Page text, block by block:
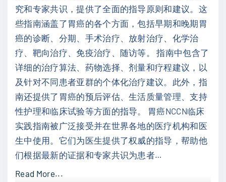
（
2
0
2
3
.
V
1
）
英
文
究和专家共识，提供了全面的指导原则和建议。这
些指南涵盖了胃癌的各个方面，包括早期和晚期胃
癌的诊断、分期、手术治疗、放射治疗、化学治
疗、靶向治疗、免疫治疗、随访等。 指南中包含了
详细的治疗算法、药物选择、剂量和疗程建议，以
及针对不同患者亚群的个体化治疗建议。此外，指
南还提供了胃癌的预后评估、生活质量管理、支持
性护理和临床试验等方面的指导。 胃癌NCCN临床
实践指南被广泛接受并在世界各地的医疗机构和医
生中使用。它们为医生提供了权威的指导，帮助他
们根据最新的证据和专家共识为患者…
Read More..."